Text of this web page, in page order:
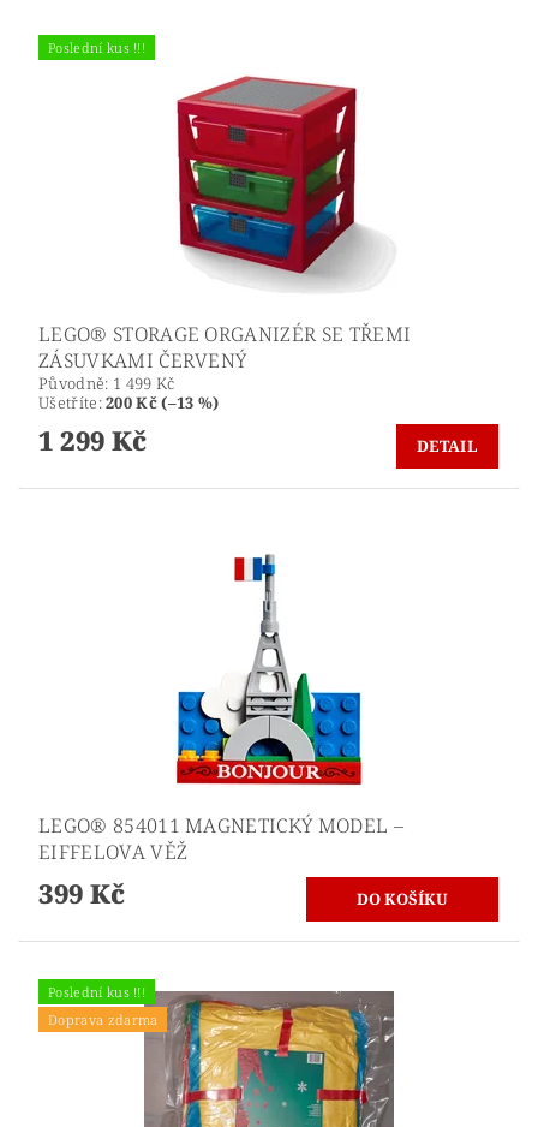
Poslední kus !!!
LEGO® STORAGE ORGANIZÉR SE TŘEMI
ZÁSUVKAMI ČERVENÝ
Původně: 1 499 Kč
Ušetříte:200 Kč (–13 %)
1 299 Kč DETAIL
LEGO® 854011 MAGNETICKÝ MODEL –
EIFFELOVA VĚŽ
399 Kč
Poslední kus !!!
Doprava zdarma